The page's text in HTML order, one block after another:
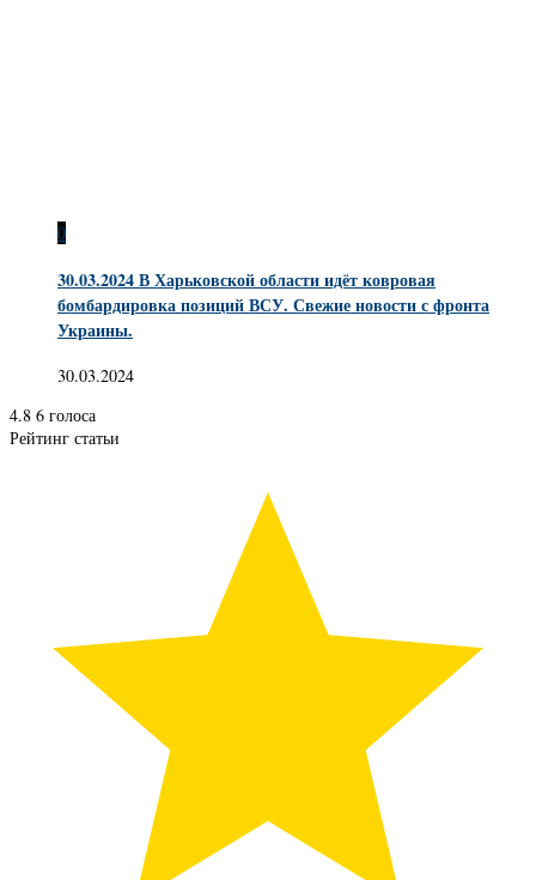
0
30.03.2024 В Харьковской области идёт ковровая
бомбардировка позиций ВСУ. Свежие новости с фронта
Украины.
30.03.2024
4.8 6 голоса
Рейтинг статьи